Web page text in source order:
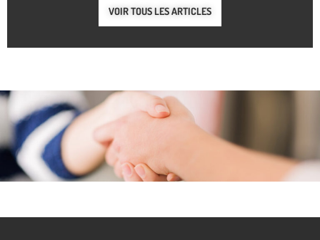
VOIR TOUS LES ARTICLES